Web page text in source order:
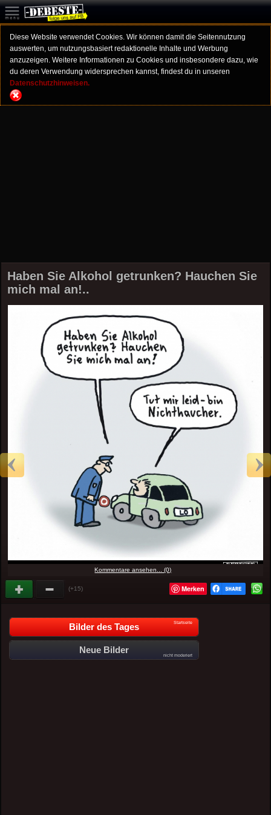
Diese Website verwendet Cookies. Wir können damit die Seitennutzung
auswerten, um nutzungsbasiert redaktionelle Inhalte und Werbung
anzuzeigen. Weitere Informationen zu Cookies und insbesondere dazu, wie
du deren Verwendung widersprechen kannst, findest du in unseren
Datenschutzhinweisen.
Haben Sie Alkohol getrunken? Hauchen Sie
mich mal an!..
Kommentare ansehen... (0)
(+15) Merken
Bilder des Tages Startseite
Neue Bilder
nicht moderiert